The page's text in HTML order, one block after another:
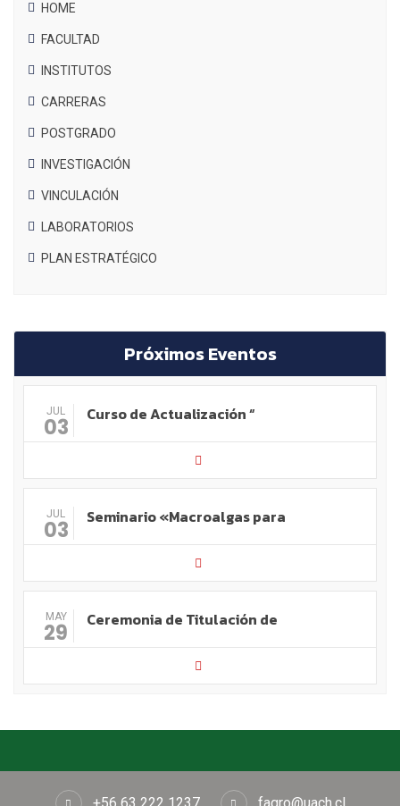
HOME
FACULTAD
INSTITUTOS
CARRERAS
POSTGRADO
INVESTIGACIÓN
VINCULACIÓN
LABORATORIOS
PLAN ESTRATÉGICO
Próximos Eventos
JUL
03 Curso de Actualización “
JUL
03 Seminario «Macroalgas para
MAY
29 Ceremonia de Titulación de